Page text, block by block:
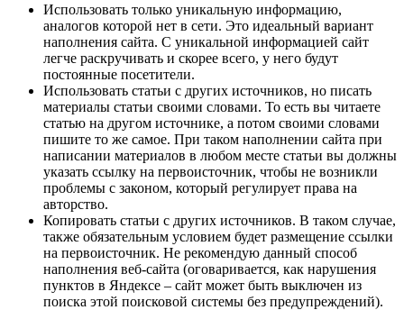
Использовать только уникальную информацию,
аналогов которой нет в сети. Это идеальный вариант
наполнения сайта. С уникальной информацией сайт
легче раскручивать и скорее всего, у него будут
постоянные посетители.
Использовать статьи с других источников, но писать
материалы статьи своими словами. То есть вы читаете
статью на другом источнике, а потом своими словами
пишите то же самое. При таком наполнении сайта при
написании материалов в любом месте статьи вы должны
указать ссылку на первоисточник, чтобы не возникли
проблемы с законом, который регулирует права на
авторство.
Копировать статьи с других источников. В таком случае,
также обязательным условием будет размещение ссылки
на первоисточник. Не рекомендую данный способ
наполнения веб-сайта (оговаривается, как нарушения
пунктов в Яндексе – сайт может быть выключен из
поиска этой поисковой системы без предупреждений).